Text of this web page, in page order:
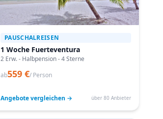
PAUSCHALREISEN
1 Woche Fuerteventura
2 Erw. - Halbpension - 4 Sterne
ab559 €/ Person
Angebote vergleichen → über 80 Anbieter